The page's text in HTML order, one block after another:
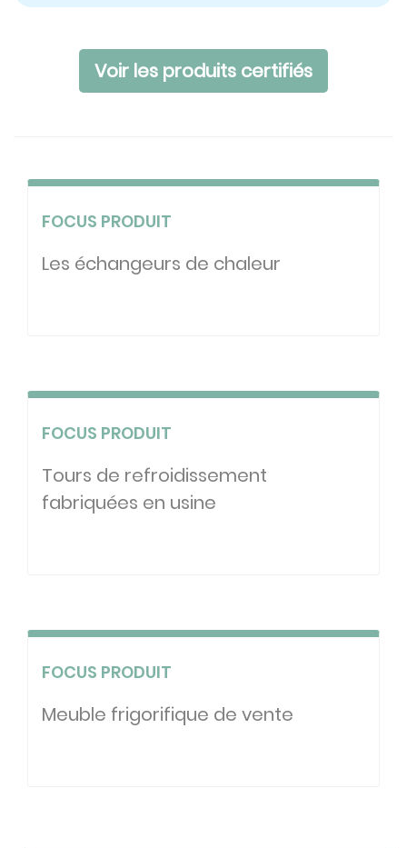
Voir les produits certifiés
FOCUS PRODUIT
Les échangeurs de chaleur
FOCUS PRODUIT
Tours de refroidissement
fabriquées en usine
FOCUS PRODUIT
Meuble frigorifique de vente